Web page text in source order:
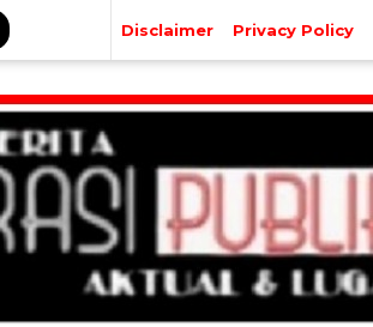
Disclaimer Privacy Policy